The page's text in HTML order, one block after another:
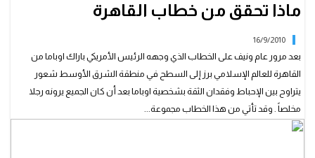
ماذا تحقق من خطاب القاهرة
16/9/2010
بعد مرور عام ونيف على الخطاب الذي وجهه الرئيس الأمريكي باراك اوباما من
القاهرة للعالم الإسلامي برز إلى السطح في منطقة الشرق الأوسط شعور
يتراوح بين الإحباط وفقدان الثقة بشخصية اوباما بعد أن كان الجميع يرونه رجلا
مخلصاً . وقد تأتي من هذا الخطاب مجموعة...